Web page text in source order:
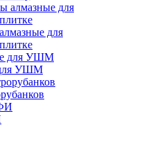
для
для УШМ